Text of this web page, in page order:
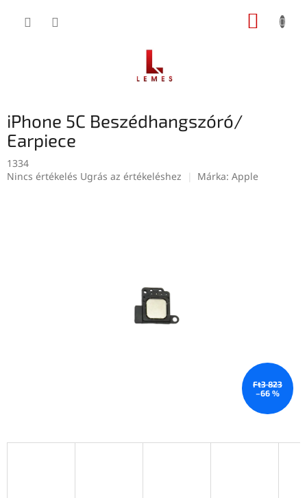
KOSÁR
iPhone 5C Beszédhangszóró/
Earpiece
1334
A
Nincs értékelés Ugrás az értékeléshez Márka: Apple
Ft3 823
–66 %